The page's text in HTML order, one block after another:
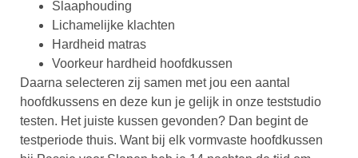
Slaaphouding
Lichamelijke klachten
Hardheid matras
Voorkeur hardheid hoofdkussen
Daarna selecteren zij samen met jou een aantal
hoofdkussens en deze kun je gelijk in onze teststudio
testen. Het juiste kussen gevonden? Dan begint de
testperiode thuis. Want bij elk vormvaste hoofdkussen